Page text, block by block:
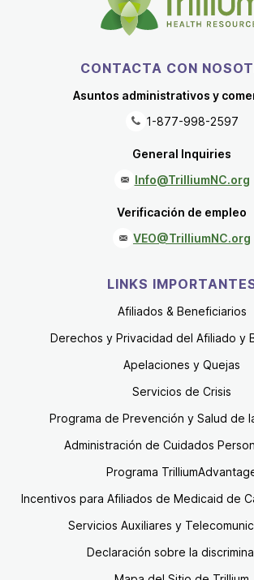
CONTACTA CON
Asuntos administrativos y
1-877-998-2597
General Inquiries
Info@TrilliumNC.org
Verificación de empleo
VEO@TrilliumNC.org
LINKS
Afiliados & Beneficiarios
Derechos y Privacidad del Afiliado y
Apelaciones y Quejas
Servicios de Crisis
Programa de Prevención y Salud de
Administración de Cuidados
Programa
Incentivos para Afiliados de Medicaid de
Servicios Auxiliares y
Declaración sobre la